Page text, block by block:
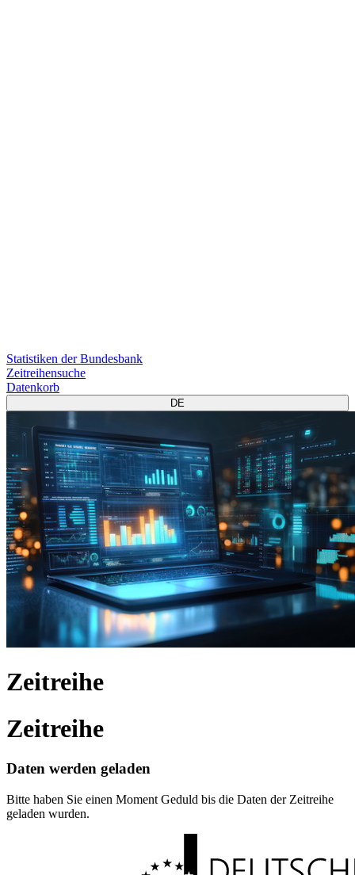
Statistiken der Bundesbank
Zeitreihensuche
Datenkorb
DE
Zeitreihe
Zeitreihe
Daten werden geladen
Bitte haben Sie einen Moment Geduld bis die Daten der Zeitreihe
geladen wurden.